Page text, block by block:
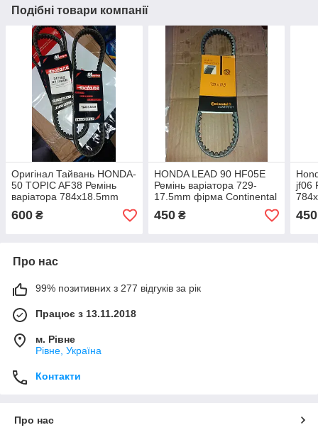
Подібні товари компанії
Оригінал Тайвань HONDA-
50 TOPIC AF38 Ремінь
варіатора 784x18.5mm
фірма MotoTech Oktane
кевларовий
600 ₴
HONDA LEAD 90 HF05E
Ремінь варіатора 729-
17.5mm фірма Continental
— Оригінал Тайвань
450₴
jf06
450
Про нас
99% позитивних з 277 відгуків за рік
Працює з 13.11.2018
м. Рівне
Рівне, Україна
Контакти
Про нас